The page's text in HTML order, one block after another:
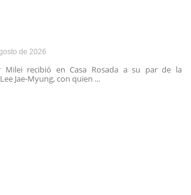
de 2026
Milei recibió en Casa Rosada a su par de la
Jae-Myung, con quien ...